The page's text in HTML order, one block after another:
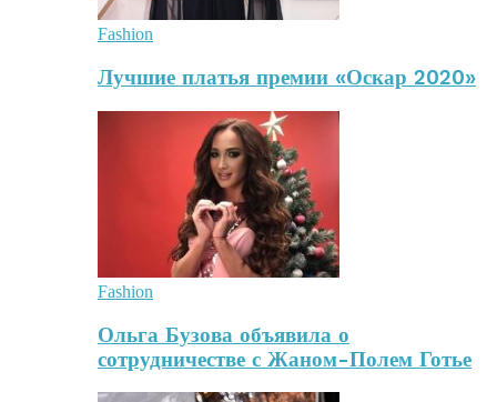
Fashion
Лучшие платья премии «Оскар 2020»
Fashion
Ольга Бузова объявила о
сотрудничестве с Жаном-Полем Готье